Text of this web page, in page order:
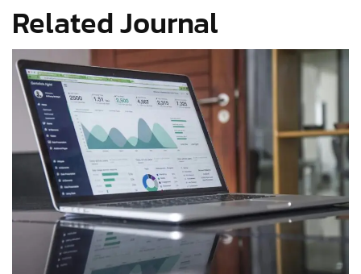
Related Journal